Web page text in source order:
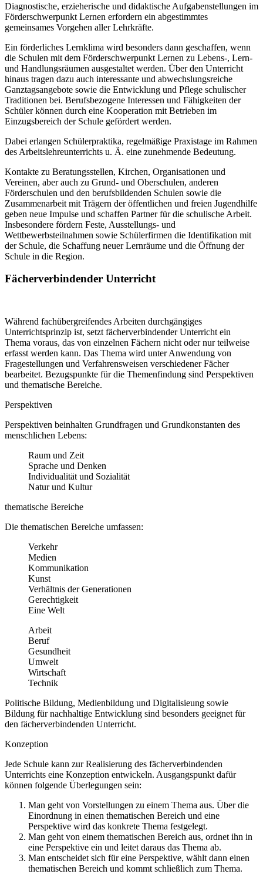
Diagnostische, erzieherische und didaktische Aufgabenstellungen im
Förderschwerpunkt Lernen erfordern ein abgestimmtes
gemeinsames Vorgehen aller Lehrkräfte.
Ein förderliches Lernklima wird besonders dann geschaffen, wenn
die Schulen mit dem Förderschwerpunkt Lernen zu Lebens-, Lern-
und Handlungsräumen ausgestaltet werden. Über den Unterricht
hinaus tragen dazu auch interessante und abwechslungsreiche
Ganztagsangebote sowie die Entwicklung und Pflege schulischer
Traditionen bei. Berufsbezogene Interessen und Fähigkeiten der
Schüler können durch eine Kooperation mit Betrieben im
Einzugsbereich der Schule gefördert werden.
Dabei erlangen Schülerpraktika, regelmäßige Praxistage im Rahmen
des Arbeitslehreunterrichts u. Ä. eine zunehmende Bedeutung.
Kontakte zu Beratungsstellen, Kirchen, Organisationen und
Vereinen, aber auch zu Grund- und Oberschulen, anderen
Förderschulen und den berufsbildenden Schulen sowie die
Zusammenarbeit mit Trägern der öffentlichen und freien Jugendhilfe
geben neue Impulse und schaffen Partner für die schulische Arbeit.
Insbesondere fördern Feste, Ausstellungs- und
Wettbewerbsteilnahmen sowie Schülerfirmen die Identifikation mit
der Schule, die Schaffung neuer Lernräume und die Öffnung der
Schule in die Region.
Fächerverbindender Unterricht
Während fachübergreifendes Arbeiten durchgängiges
Unterrichtsprinzip ist, setzt fächerverbindender Unterricht ein
Thema voraus, das von einzelnen Fächern nicht oder nur teilweise
erfasst werden kann. Das Thema wird unter Anwendung von
Fragestellungen und Verfahrensweisen verschiedener Fächer
bearbeitet. Bezugspunkte für die Themenfindung sind Perspektiven
und thematische Bereiche.
Perspektiven
Perspektiven beinhalten Grundfragen und Grundkonstanten des
menschlichen Lebens:
Raum und Zeit
Sprache und Denken
Individualität und Sozialität
Natur und Kultur
thematische Bereiche
Die thematischen Bereiche umfassen:
Verkehr
Medien
Kommunikation
Kunst
Verhältnis der Generationen
Gerechtigkeit
Eine Welt
Arbeit
Beruf
Gesundheit
Umwelt
Wirtschaft
Technik
Politische Bildung, Medienbildung und Digitalisieung sowie
Bildung für nachhaltige Entwicklung sind besonders geeignet für
den fächerverbindenden Unterricht.
Konzeption
Jede Schule kann zur Realisierung des fächerverbindenden
Unterrichts eine Konzeption entwickeln. Ausgangspunkt dafür
können folgende Überlegungen sein:
Man geht von Vorstellungen zu einem Thema aus. Über die
Einordnung in einen thematischen Bereich und eine
Perspektive wird das konkrete Thema festgelegt.
Man geht von einem thematischen Bereich aus, ordnet ihn in
eine Perspektive ein und leitet daraus das Thema ab.
Man entscheidet sich für eine Perspektive, wählt dann einen
thematischen Bereich und kommt schließlich zum Thema.